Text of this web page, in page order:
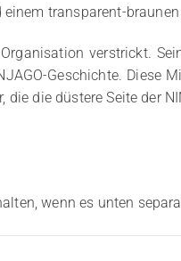
transparent-
verstrickt.
Geschichte. Diese
die düstere Seite der
wenn es unten